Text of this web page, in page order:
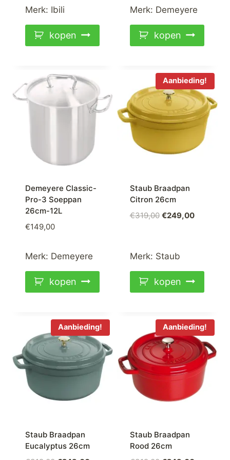
Merk: Ibili
kopen
€199,00.€159,00.
Merk: Demeyere
kopen
Demeyere Classic-
Pro-3 Soeppan
26cm-12L
€149,00
Merk: Demeyere
kopen
Aanbieding!
Staub Braadpan
Citron 26cm
€319,00 Oorspronkelijke
€319,00.
€249,00Huidige
Merk: Staub
kopen
Aanbieding!
Staub Braadpan
Eucalyptus 26cm
Aanbieding!
Staub Braadpan
Rood 26cm